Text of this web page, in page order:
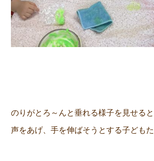
のりがとろ～んと垂れる様子を見せる
声をあげ、手を伸ばそうとする子どもた